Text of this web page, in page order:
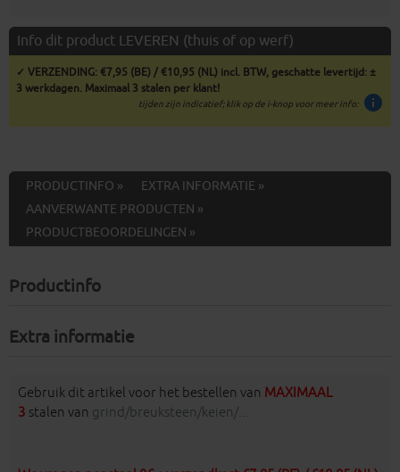
Info dit product LEVEREN (thuis of op werf)
✓ VERZENDING: €7,95 (BE) / €10,95 (NL) incl. BTW, geschatte levertijd: ±
3 werkdagen. Maximaal 3 stalen per klant!
info
tijden zijn indicatief; klik op de i-knop voor meer info:
PRODUCTINFO »
EXTRA INFORMATIE »
AANVERWANTE PRODUCTEN »
PRODUCTBEOORDELINGEN »
Productinfo
Extra informatie
Gebruik dit artikel voor het bestellen van MAXIMAAL
3 stalen van grind/breuksteen/keien/...